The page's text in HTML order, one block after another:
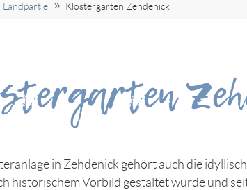
Landpartie Klostergarten Zehdenick
in Zehdenick gehört auch die
historischem Vorbild gestaltet wurde und